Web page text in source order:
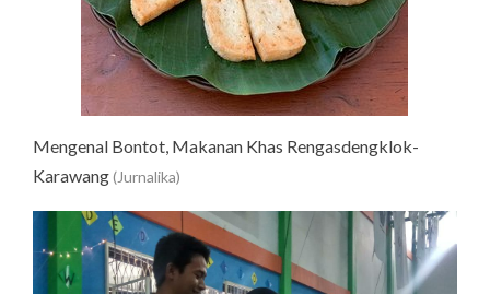
Mengenal Bontot, Makanan Khas Rengasdengklok-
Karawang(Jurnalika)